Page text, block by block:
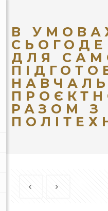
В
ДЛЯ
РАЗОМ З